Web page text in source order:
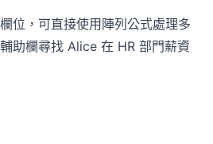
位，可直接使用陣列公式處理多
助欄尋找 Alice 在 HR 部門薪資